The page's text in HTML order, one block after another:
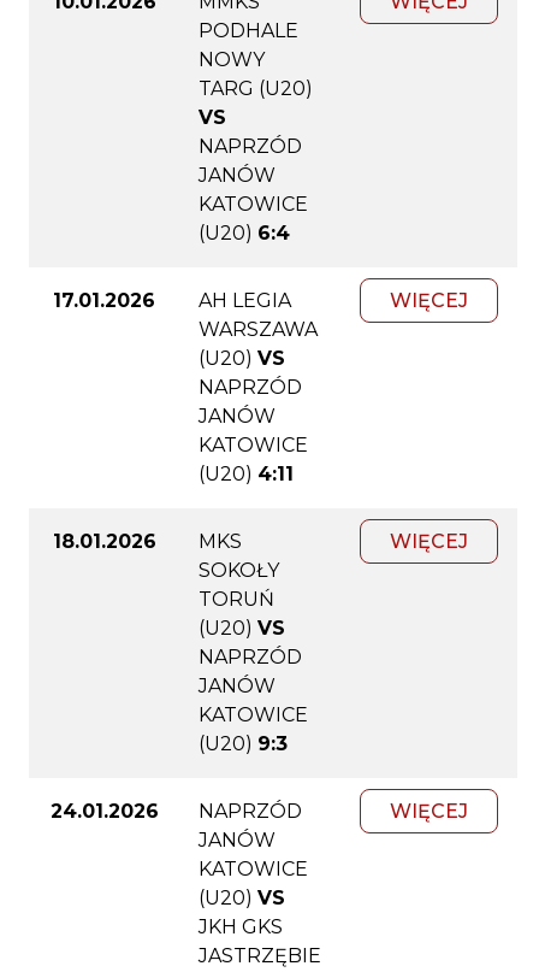
PODHALE
NOWY
TARG (U20)
VS
NAPRZÓD
JANÓW
KATOWICE
(U20) 6:4
17.01.2026
AH LEGIA
WARSZAWA
(U20) VS
NAPRZÓD
JANÓW
KATOWICE
(U20) 4:11
WIĘCEJ
18.01.2026
MKS
SOKOŁY
TORUŃ
(U20) VS
NAPRZÓD
JANÓW
KATOWICE
(U20) 9:3
WIĘCEJ
24.01.2026
NAPRZÓD
JANÓW
KATOWICE
(U20) VS
JKH GKS
JASTRZĘBIE
WIĘCEJ